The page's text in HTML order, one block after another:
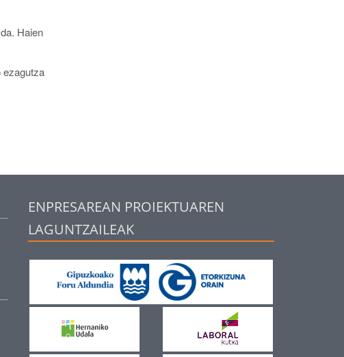
Haien
ezagutza
ENPRESAREAN PROIEKTUAREN
LAGUNTZAILEAK